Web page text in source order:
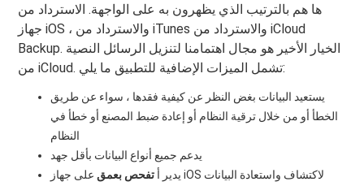
ها هم بالترتيب الذي يظهرون به على الواجهة. الاسترداد من
جهاز iOS ، والاسترداد من iTunes والاسترداد من iCloud
Backup. الخيار الأخير هو مجال اهتمامنا لتنزيل الرسائل النصية
من iCloud. تشمل الميزات الإضافية للتطبيق ما يلي:
يستعيد البيانات بغض النظر عن كيفية فقدها ، سواء عن طريق
الخطأ أو من خلال ترقية النظام أو إعادة ضبط المصنع أو خطأ في
النظام
يدعم جميع أنواع البيانات بأقل جهد
يدير أ تفحص بعمق على جهاز iOS لاكتشاف واستعادة البيانات